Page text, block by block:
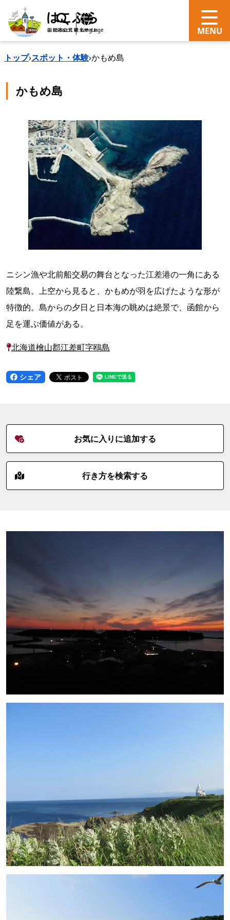
search Language
トップ›スポット・体験›かもめ島
かもめ島
ニシン漁や北前船交易の舞台となった江差港の一角にある
陸繋島。上空から見ると、かもめが羽を広げたような形が
特徴的。島からの夕日と日本海の眺めは絶景で、函館から
足を運ぶ価値がある。
北海道檜山郡江差町字鴎島
シェア
お気に入りに追加する
行き方を検索する